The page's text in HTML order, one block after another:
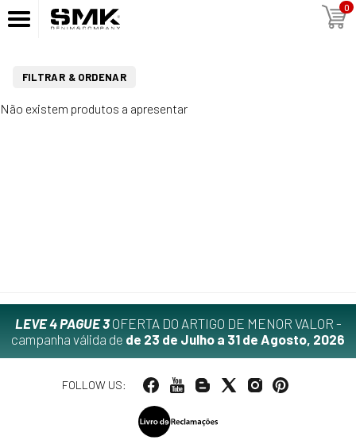
0
FILTRAR & ORDENAR
Não existem produtos a apresentar
LEVE 4 PAGUE 3OFERTA DO ARTIGO DE MENOR VALOR -
campanha válida de de 23 de Julho a 31 de Agosto, 2026
FOLLOW US: